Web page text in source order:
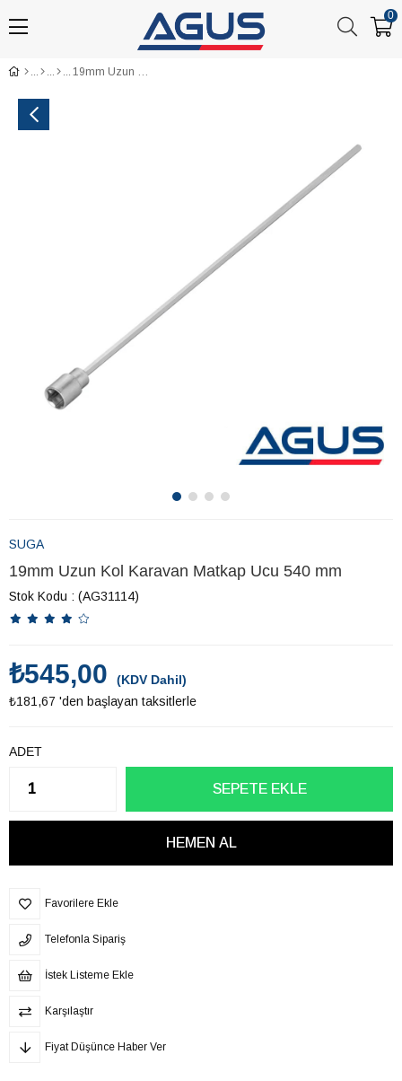
0
19mm Uzun Kol Karavan Matkap Ucu 540 mm
SUGA
19mm Uzun Kol Karavan Matkap Ucu 540 mm
Stok Kodu (AG31114)
₺545,00
(KDV Dahil)
₺181,67 'den başlayan taksitlerle
ADET
Favorilere Ekle
Telefonla Sipariş
İstek Listeme Ekle
Karşılaştır
Fiyat Düşünce Haber Ver